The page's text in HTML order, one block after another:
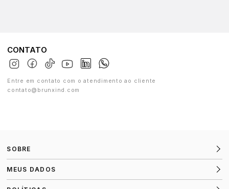
CONTATO
Entre em contato com o atendimento ao cliente
contato@brunxind.com
SOBRE
MEUS DADOS